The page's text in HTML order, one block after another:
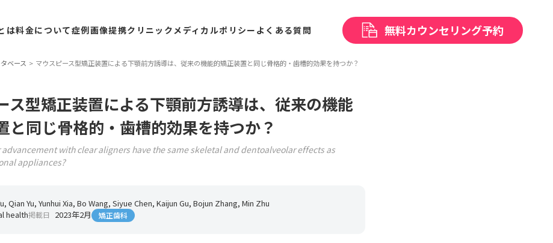
は料金について症例画像提携クリニックメディカルポリシー よくある質問 無料カウンセリング予約
ベース マウスピース型矯正装置による下顎前方誘導は、従来の機能的矯正装置と同じ骨格的・歯槽的効果を持つか？
ス型矯正装置による下顎前方誘導は、従来の機能
と同じ骨格的・歯槽的効果を持つか？
with clear aligners have the same skeletal and dentoalveolar effects as
appliances?
Qian Yu, Yunhui Xia, Bo Wang, Siyue Chen, Kaijun Gu, Bojun Zhang, Min Zhu
health掲載日 2023年2月 矯正歯科